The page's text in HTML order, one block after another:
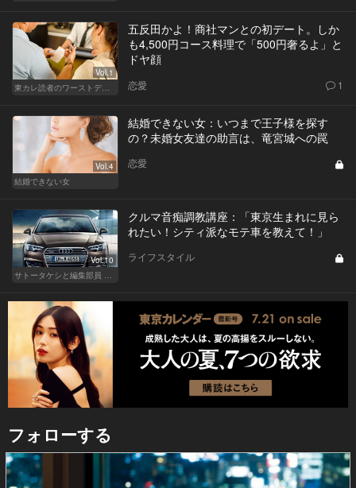
Vol.1
五反田かよ！商社マンとの初デート。しか
も4,500円コース料理で「500円奢るよ」と
ドヤ顔
恋愛 1
Vol.4
結婚できない女
結婚できない女：いつまで王子様を探す
の？未婚女友達の助言は、竜宮城への罠
恋愛
Vol.10
クルマ音痴調教講座：「東京生まれに見ら
れたい！シティ派なモテ車を教えて！」
ライフスタイル
フォローする